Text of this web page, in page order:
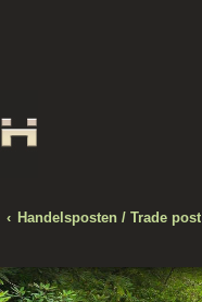
Handelsposten / Trade post